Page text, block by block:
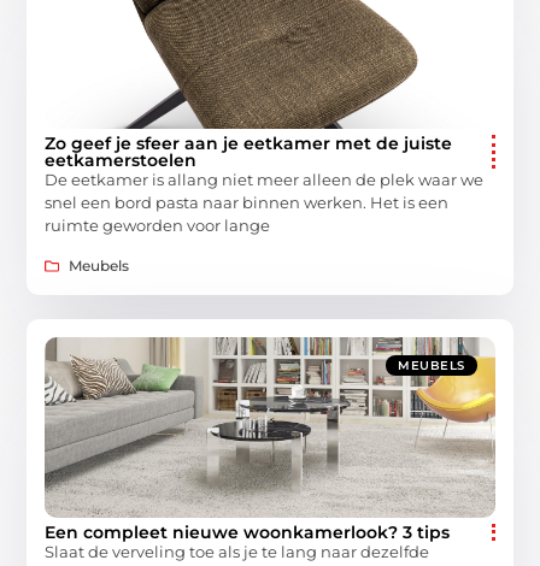
Zo geef je sfeer aan je eetkamer met de juiste
eetkamerstoelen
De eetkamer is allang niet meer alleen de plek waar we
snel een bord pasta naar binnen werken. Het is een
ruimte geworden voor lange
Meubels
MEUBELS
Een compleet nieuwe woonkamerlook? 3 tips
Slaat de verveling toe als je te lang naar dezelfde